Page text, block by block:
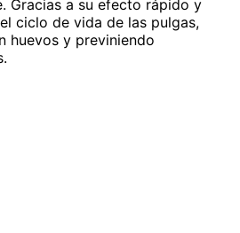
Gracias a su efecto rápido y
ciclo de vida de las pulgas,
huevos y previniendo